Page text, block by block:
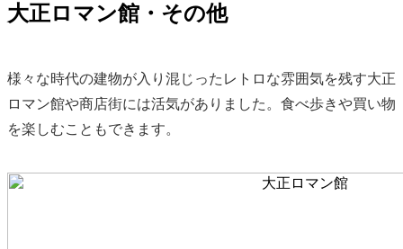
大正ロマン館・その他
様々な時代の建物が入り混じったレトロな雰囲気を残す大正
ロマン館や商店街には活気がありました。食べ歩きや買い物
を楽しむこともできます。